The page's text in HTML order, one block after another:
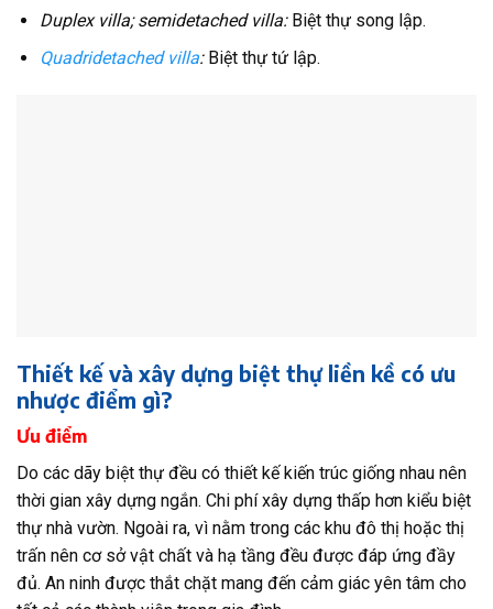
Duplex villa; semidetached villa:Biệt thự song lập.
Quadridetached villa:Biệt thự tứ lập.
Thiết kế và xây dựng biệt thự liền kề có ưu
nhược điểm gì?
Ưu điểm
Do các dãy biệt thự đều có thiết kế kiến trúc giống nhau nên
thời gian xây dựng ngắn. Chi phí xây dựng thấp hơn kiểu biệt
thự nhà vườn. Ngoài ra, vì nằm trong các khu đô thị hoặc thị
trấn nên cơ sở vật chất và hạ tầng đều được đáp ứng đầy
đủ. An ninh được thắt chặt mang đến cảm giác yên tâm cho